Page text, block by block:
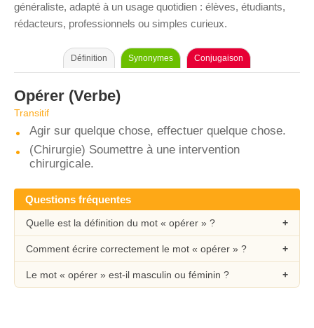
généraliste, adapté à un usage quotidien : élèves, étudiants,
rédacteurs, professionnels ou simples curieux.
Définition Synonymes Conjugaison
Opérer (Verbe)
Transitif
Agir sur quelque chose, effectuer quelque chose.
(Chirurgie) Soumettre à une intervention
chirurgicale.
Questions fréquentes
Quelle est la définition du mot « opérer » ?
Comment écrire correctement le mot « opérer » ?
Le mot « opérer » est-il masculin ou féminin ?